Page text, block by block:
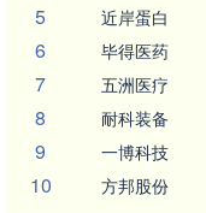
5 近岸蛋白
6 毕得医药
7 五洲医疗
8 耐科装备
9 一博科技
10 方邦股份